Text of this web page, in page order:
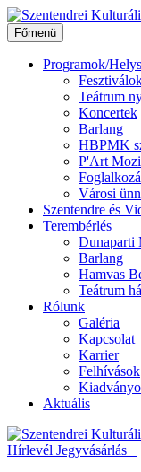
Ugrás
a
tartalomhoz
Főmenü
Programok/
Teátrum
Koncertek
Barlang
HBPMK
P'Art Mozi
Városi
Szentendre és
Terembérlés
Dunaparti
Barlang
Hamvas
Teátrum
Rólunk
Galéria
Kapcsolat
Karrier
Felhívások
Aktuális
Hírlevél Jegyvásárlás